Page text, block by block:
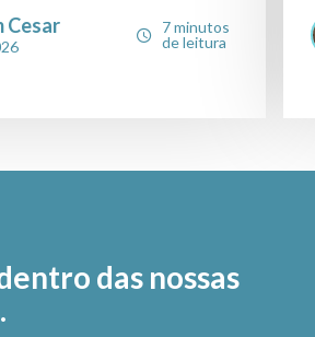
Cesar
7 minutos
de leitura
das nossas